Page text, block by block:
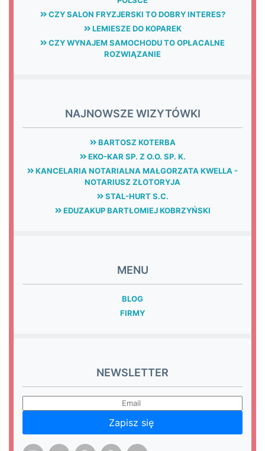
CZY SALON FRYZJERSKI TO DOBRY INTERES?
LEMIESZE DO KOPAREK
CZY WYNAJEM SAMOCHODU TO OPŁACALNE
ROZWIĄZANIE
NAJNOWSZE WIZYTÓWKI
BARTOSZ KOTERBA
EKO-KAR SP. Z O.O. SP. K.
KANCELARIA NOTARIALNA MAŁGORZATA KWELLA -
NOTARIUSZ ZŁOTORYJA
STAL-HURT S.C.
EDUZAKUP BARTŁOMIEJ KOBRZYŃSKI
MENU
BLOG
FIRMY
NEWSLETTER
Zapisz się